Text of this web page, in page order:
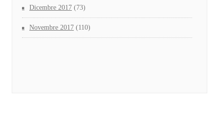
Dicembre 2017 (73)
Novembre 2017 (110)